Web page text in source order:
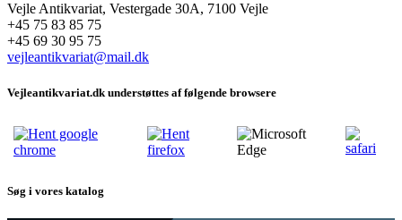
Vejle Antikvariat, Vestergade 30A, 7100 Vejle
+45 75 83 85 75
+45 69 30 95 75
vejleantikvariat@mail.dk
Vejleantikvariat.dk understøttes af følgende browsere
Søg i vores katalog